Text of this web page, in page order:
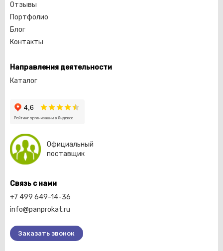
Отзывы
Портфолио
Блог
Контакты
Направления деятельности
Каталог
Официальный
поставщик
Связь с нами
+7 499 649-14-36
info@panprokat.ru
Заказать звонок